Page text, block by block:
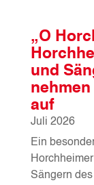
„O
und
auf
Juli 2026
Ein
Sängern